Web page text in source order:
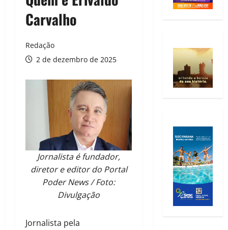
Carvalho
Redação
2 de dezembro de 2025
Jornalista é fundador,
diretor e editor do Portal
Poder News / Foto:
Divulgação
Jornalista pela